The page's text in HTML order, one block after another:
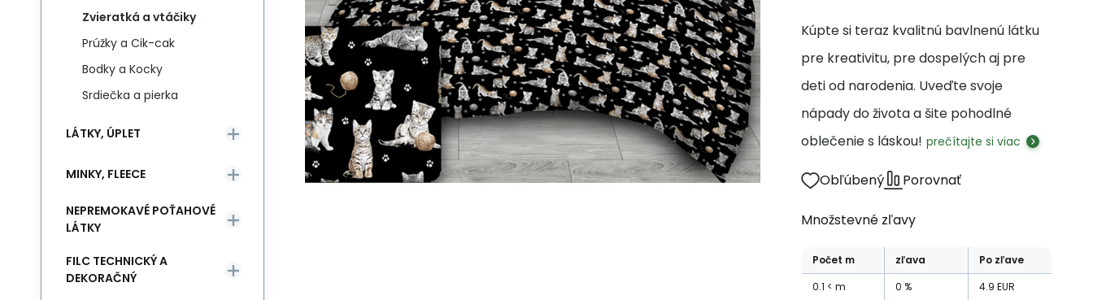
Kúpte si teraz kvalitnú bavlnenú látku
pre kreativitu, pre dospelých aj pre
deti od narodenia. Uveďte svoje
nápady do života a šite pohodlné
oblečenie s láskou! prečítajte si viac
Obľúbený Porovnať
Množstevné zľavy
Počet m zľava
Po zľave
0.1
m 0 % 4.9 EUR
Zvieratká a vtáčiky
Prúžky a Cik-cak
Bodky a Kocky
Srdiečka a pierka
LÁTKY, ÚPLET
MINKY, FLEECE
NEPREMOKAVÉ POŤAHOVÉ
LÁTKY
FILC TECHNICKÝ A
DEKORAČNÝ